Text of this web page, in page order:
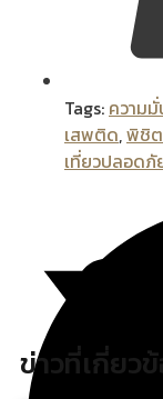
Tags: ความ
เสพติด,พิชิ
เที่ยวปลอดภั
ข่าวที่เกี่ยว